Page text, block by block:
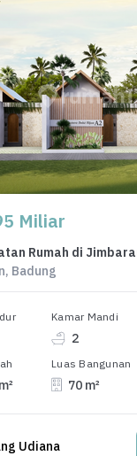
Miliar
Badung
Kamar Mandi
2
Luas Bangunan
70 m²
Udiana